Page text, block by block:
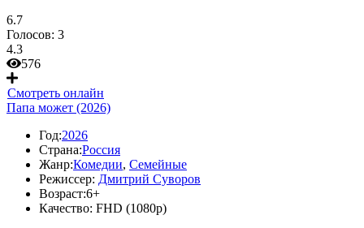
6.7
Голосов: 3
4.3
576
Смотреть онлайн
Папа может (2026)
Год:2026
Страна:Россия
Жанр:Комедии, Семейные
Режиссер: Дмитрий Суворов
Возраст:6+
Качество: FHD (1080p)